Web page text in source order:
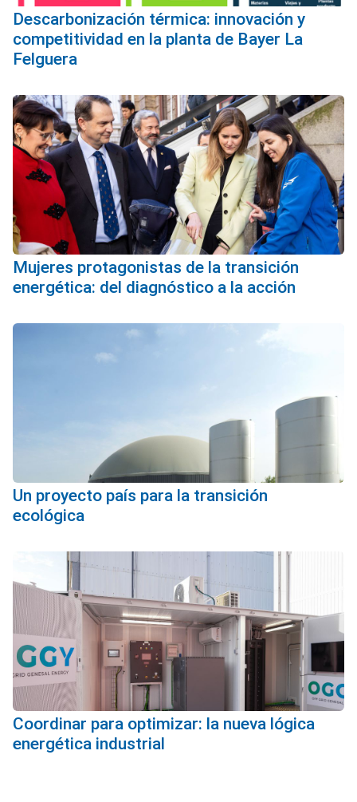
Descarbonización térmica: innovación y
competitividad en la planta de Bayer La
Felguera
Mujeres protagonistas de la transición
energética: del diagnóstico a la acción
Un proyecto país para la transición
ecológica
Coordinar para optimizar: la nueva lógica
energética industrial